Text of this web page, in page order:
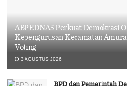
ABPEDNAS Perkuat Demokrasi
Kepengurusan Kecamatan
Voting
3 AGUSTUS 2026
BPD dan Pemerintah